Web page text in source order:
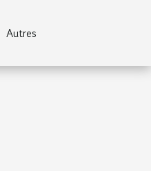
Autres